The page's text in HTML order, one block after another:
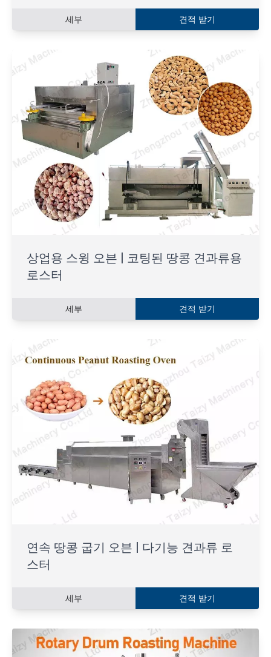
세부 견적 받기
상업용 스윙 오븐 | 코팅된 땅콩 견과류용
로스터
세부 견적 받기
연속 땅콩 굽기 오븐 | 다기능 견과류 로
스터
세부 견적 받기